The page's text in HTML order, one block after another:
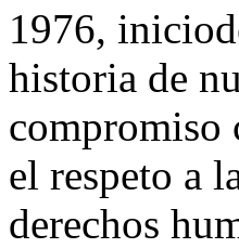
1976,
historia de
compromiso
el respeto a
derechos